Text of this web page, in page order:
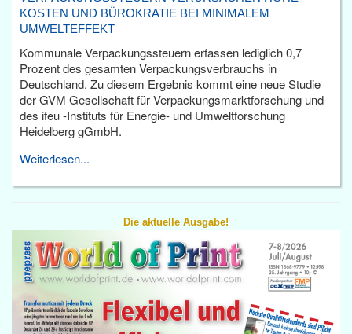
KOSTEN UND BÜROKRATIE BEI MINIMALEM
UMWELTEFFEKT
Kommunale Verpackungssteuern erfassen lediglich 0,7
Prozent des gesamten Verpackungsverbrauchs in
Deutschland. Zu diesem Ergebnis kommt eine neue Studie
der GVM Gesellschaft für Verpackungsmarktforschung und
des ifeu -Instituts für Energie- und Umweltforschung
Heidelberg gGmbH.
Weiterlesen...
Die aktuelle Ausgabe!